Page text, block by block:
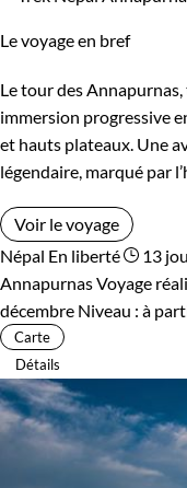
Le voyage en bref
Le tour des
immersion progressive
et hauts plateaux. Une
légendaire, marqué par
Voir le voyage
Népal En liberté 13
AnnapurnasVoyage
décembre Niveau : à
Carte
Détails